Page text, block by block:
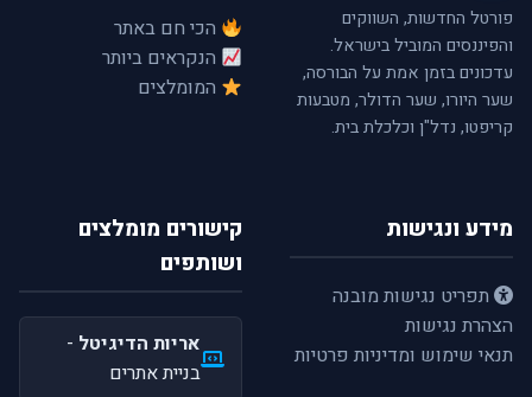
פורטל החדשות, השווקים
והפיננסים המוביל בישראל.
עדכונים בזמן אמת על הבורסה,
שער היורו, שער הדולר, מטבעות
קריפטו, נדל"ן וכלכלת בית.
הכי חם באתר
הנקראים ביותר
המומלצים
מידע ונגישות
תפריט נגישות מובנה
הצהרת נגישות
תנאי שימוש ומדיניות פרטיות
קישורים מומלצים
ושותפים
אריות הדיגיטל -
בניית אתרים